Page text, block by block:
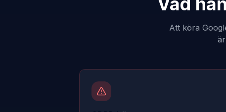
Att köra